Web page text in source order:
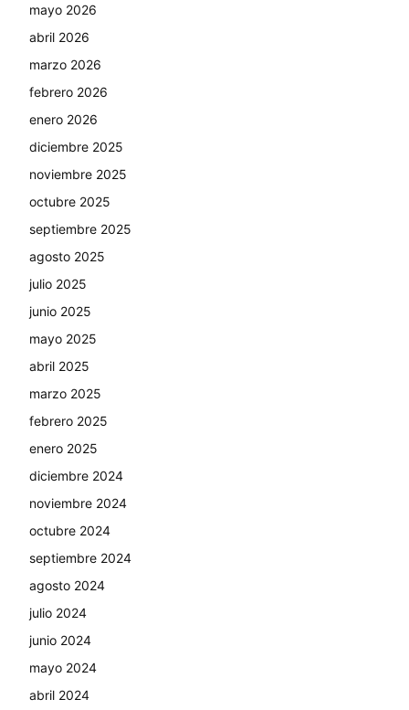
mayo 2026
abril 2026
marzo 2026
febrero 2026
enero 2026
diciembre 2025
noviembre 2025
octubre 2025
septiembre 2025
agosto 2025
julio 2025
junio 2025
mayo 2025
abril 2025
marzo 2025
febrero 2025
enero 2025
diciembre 2024
noviembre 2024
octubre 2024
septiembre 2024
agosto 2024
julio 2024
junio 2024
mayo 2024
abril 2024